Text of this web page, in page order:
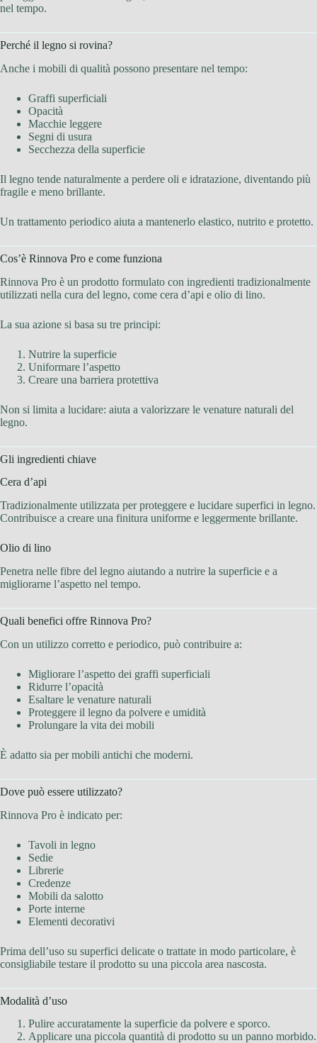
nel tempo.
Perché il legno si rovina?
Anche i mobili di qualità possono presentare nel tempo:
Graffi superficiali
Opacità
Macchie leggere
Segni di usura
Secchezza della superficie
Il legno tende naturalmente a perdere oli e idratazione, diventando più
fragile e meno brillante.
Un trattamento periodico aiuta a mantenerlo elastico, nutrito e protetto.
Cos’è Rinnova Pro e come funziona
Rinnova Pro è un prodotto formulato con ingredienti tradizionalmente
utilizzati nella cura del legno, come cera d’api e olio di lino.
La sua azione si basa su tre principi:
Nutrire la superficie
Uniformare l’aspetto
Creare una barriera protettiva
Non si limita a lucidare: aiuta a valorizzare le venature naturali del
legno.
Gli ingredienti chiave
Cera d’api
Tradizionalmente utilizzata per proteggere e lucidare superfici in legno.
Contribuisce a creare una finitura uniforme e leggermente brillante.
Olio di lino
Penetra nelle fibre del legno aiutando a nutrire la superficie e a
migliorarne l’aspetto nel tempo.
Quali benefici offre Rinnova Pro?
Con un utilizzo corretto e periodico, può contribuire a:
Migliorare l’aspetto dei graffi superficiali
Ridurre l’opacità
Esaltare le venature naturali
Proteggere il legno da polvere e umidità
Prolungare la vita dei mobili
È adatto sia per mobili antichi che moderni.
Dove può essere utilizzato?
Rinnova Pro è indicato per:
Tavoli in legno
Sedie
Librerie
Credenze
Mobili da salotto
Porte interne
Elementi decorativi
Prima dell’uso su superfici delicate o trattate in modo particolare, è
consigliabile testare il prodotto su una piccola area nascosta.
Modalità d’uso
Pulire accuratamente la superficie da polvere e sporco.
Applicare una piccola quantità di prodotto su un panno morbido.